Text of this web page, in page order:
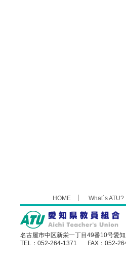
HOME What´s ATU?
名古屋市中区新栄一丁目49番10号愛
TEL：052-264-1371 FAX：052-